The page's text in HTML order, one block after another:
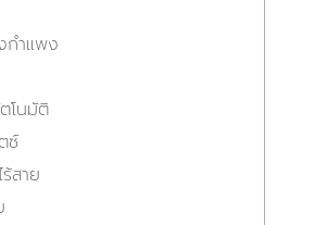
กำแพง
โนมัติ
ซ์
สาย